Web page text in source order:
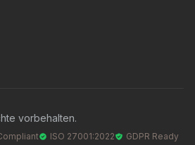
vorbehalten.
ISO 27001:2022 GDPR Ready